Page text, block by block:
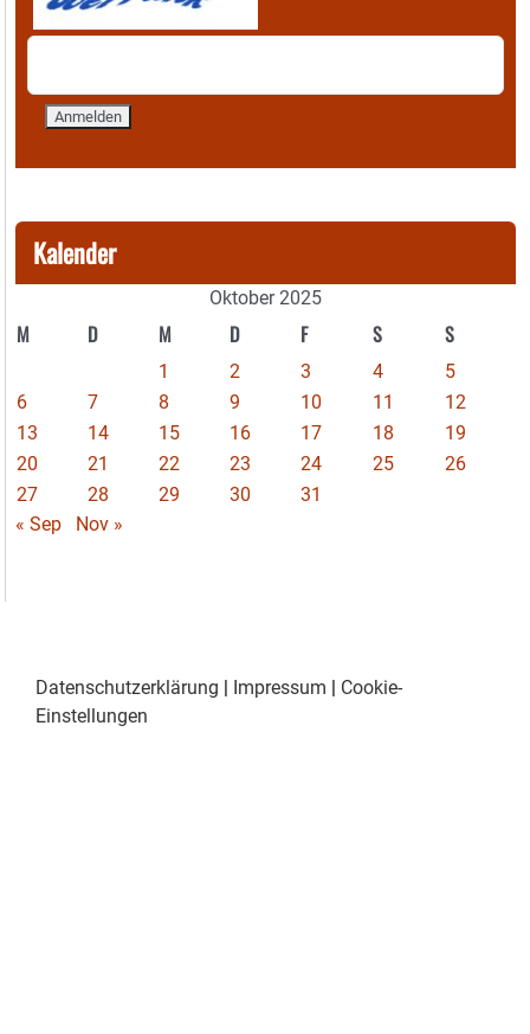
Kalender
Oktober 2025
M D M D F S S
1 2 3 4
5
6
7 8 9 10 11
12
13
14 15 16 17 18
19
20
21 22 23 24 25
26
27
28 29 30
31
« Sep
Nov »
Datenschutzerklärung | Impressum | Cookie-
Einstellungen